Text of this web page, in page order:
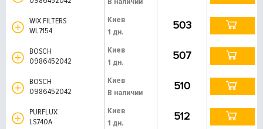
WIX FILTERS
WL7154
Киев
1 дн.
503
BOSCH
0986452042
Киев
1 дн.
507
BOSCH
0986452042
Киев
В наличии
510
PURFLUX
LS740A
Киев
1 дн.
512